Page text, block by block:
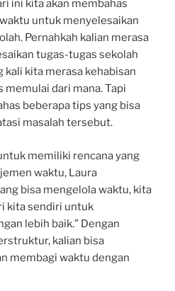
ini kita akan membahas
untuk menyelesaikan
Pernahkah kalian merasa
tugas-tugas sekolah
kita merasa kehabisan
dari mana. Tapi
beberapa tips yang bisa
masalah tersebut.
memiliki rencana yang
waktu, Laura
bisa mengelola waktu, kita
kita sendiri untuk
lebih baik.” Dengan
kalian bisa
membagi waktu dengan